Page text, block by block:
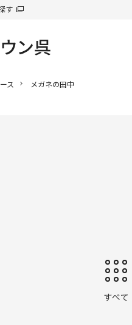
す
ス メガネの田中